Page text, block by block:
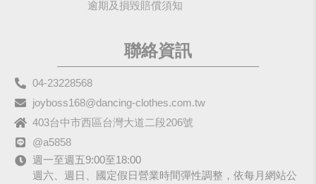
逾期及損毀賠償須知
聯絡資訊
04-23228568
joyboss168@dancing-clothes.com.tw
403台中市西區台灣大道二段206號
@a5858
週一至週五9:00至18:00
週六、週日、國定假日營業時間彈性調整，依每月網站公